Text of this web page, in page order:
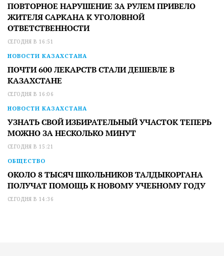
ПОВТОРНОЕ НАРУШЕНИЕ ЗА РУЛЕМ ПРИВЕЛО
ЖИТЕЛЯ САРКАНА К УГОЛОВНОЙ
ОТВЕТСТВЕННОСТИ
СЕГОДНЯ В 16:51
НОВОСТИ КАЗАХСТАНА
ПОЧТИ 600 ЛЕКАРСТВ СТАЛИ ДЕШЕВЛЕ В
КАЗАХСТАНЕ
СЕГОДНЯ В 16:06
НОВОСТИ КАЗАХСТАНА
УЗНАТЬ СВОЙ ИЗБИРАТЕЛЬНЫЙ УЧАСТОК ТЕПЕРЬ
МОЖНО ЗА НЕСКОЛЬКО МИНУТ
СЕГОДНЯ В 15:21
ОБЩЕСТВО
ОКОЛО 8 ТЫСЯЧ ШКОЛЬНИКОВ ТАЛДЫКОРГАНА
ПОЛУЧАТ ПОМОЩЬ К НОВОМУ УЧЕБНОМУ ГОДУ
СЕГОДНЯ В 14:36